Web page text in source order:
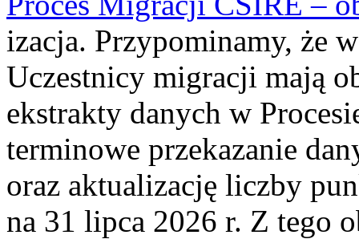
izacja. Przypominamy, że
Uczestnicy migracji mają
ekstrakty danych w
terminowe przekazanie
oraz aktualizację liczby
na 31 lipca 2026 r. Z tego